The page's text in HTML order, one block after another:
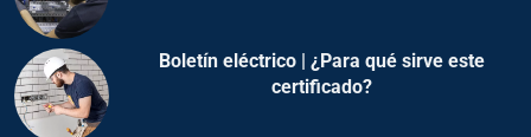
Boletín eléctrico | ¿Para qué sirve este
certificado?